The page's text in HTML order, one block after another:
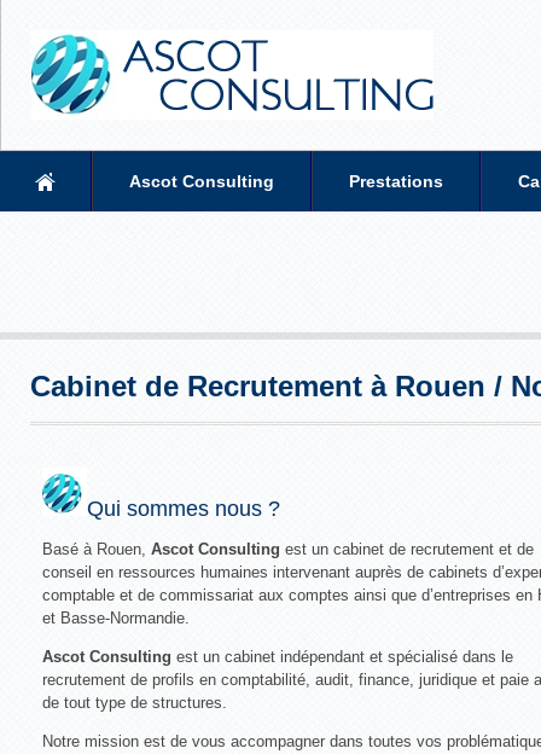
Ascot Consulting Prestations
Cabinet de Recrutement à Rouen /
Qui sommes nous ?
Basé à Rouen, Ascot Consulting est un cabinet de recrutement et de
conseil en ressources humaines intervenant auprès de cabinets
comptable et de commissariat aux comptes ainsi que d’entreprises en
et Basse-Normandie.
Ascot Consulting est un cabinet indépendant et spécialisé dans le
recrutement de profils en comptabilité, audit, finance, juridique et paie
de tout type de structures.
Notre mission est de vous accompagner dans toutes vos